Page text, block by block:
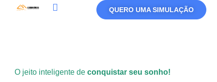
QUERO UMA SIMULAÇÃO
O jeito inteligente de conquistar seu sonho!